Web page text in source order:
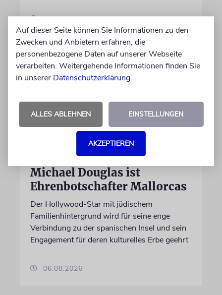
06.08.2026
Michael Douglas ist
Ehrenbotschafter Mallorcas
Der Hollywood-Star mit jüdischem
Familienhintergrund wird für seine enge
Verbindung zu der spanischen Insel und sein
Engagement für deren kulturelles Erbe geehrt
06.08.2026
Auf dieser Seite können Sie Informationen zu den
Zwecken und Anbietern erfahren, die
personenbezogene Daten auf unserer Webseite
verarbeiten. Weitergehende Informationen finden Sie
in unserer Datenschutzerklärung.
ALLES ABLEHNEN EINSTELLUNGEN
AKZEPTIEREN